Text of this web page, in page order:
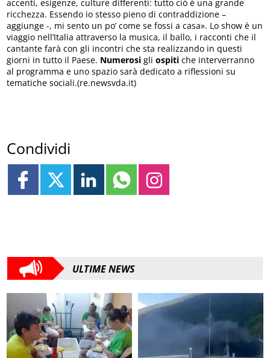
accenti, esigenze, culture differenti: tutto ciò è una grande
ricchezza. Essendo io stesso pieno di contraddizione –
aggiunge -, mi sento un po’ come se fossi a casa». Lo show è un
viaggio nell’Italia attraverso la musica, il ballo, i racconti che il
cantante farà con gli incontri che sta realizzando in questi
giorni in tutto il Paese. Numerosi gliospiti che interverranno
al programma e uno spazio sarà dedicato a riflessioni su
tematiche sociali.(re.newsvda.it)
Condividi
ULTIME NEWS